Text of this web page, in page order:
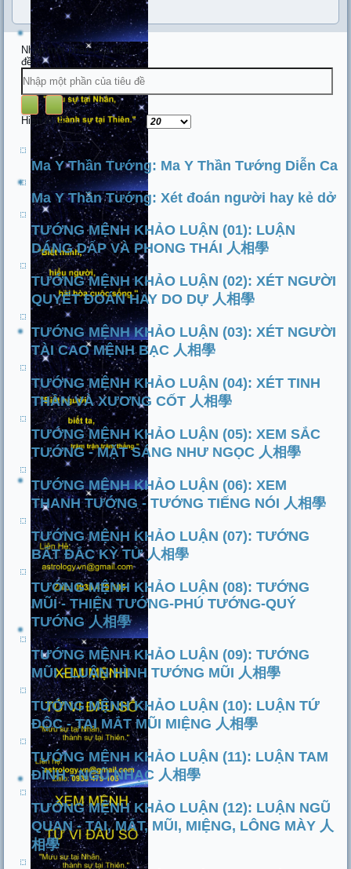
Nhập một phần của tiêu
đề
Hiển thị #
Ma Y Thần Tướng: Ma Y Thần Tướng Diễn Ca
Ma Y Thần Tướng: Xét đoán người hay kẻ dở
TƯỚNG MỆNH KHẢO LUẬN (01): LUẬN
DÁNG DẤP VÀ PHONG THÁI 人相學
TƯỚNG MỆNH KHẢO LUẬN (02): XÉT NGƯỜI
QUYẾT ĐOÁN HAY DO DỰ 人相學
TƯỚNG MỆNH KHẢO LUẬN (03): XÉT NGƯỜI
TÀI CAO MỆNH BẠC 人相學
TƯỚNG MỆNH KHẢO LUẬN (04): XÉT TINH
THẦN VÀ XƯƠNG CỐT 人相學
TƯỚNG MỆNH KHẢO LUẬN (05): XEM SẮC
TƯỚNG - MẶT SÁNG NHƯ NGỌC 人相學
TƯỚNG MỆNH KHẢO LUẬN (06): XEM
THANH TƯỚNG - TƯỚNG TIẾNG NÓI 人相學
TƯỚNG MỆNH KHẢO LUẬN (07): TƯỚNG
BẤT ĐẮC KỲ TỬ 人相學
TƯỚNG MỆNH KHẢO LUẬN (08): TƯỚNG
MŨI - THIỆN TƯỚNG-PHÚ TƯỚNG-QUÝ
TƯỚNG 人相學
TƯỚNG MỆNH KHẢO LUẬN (09): TƯỚNG
MŨI - LUẬN HÌNH TƯỚNG MŨI 人相學
TƯỚNG MỆNH KHẢO LUẬN (10): LUẬN TỨ
ĐỘC - TAI MẮT MŨI MIỆNG 人相學
TƯỚNG MỆNH KHẢO LUẬN (11): LUẬN TAM
ĐÌNH - NGŨ NHẠC 人相學
TƯỚNG MỆNH KHẢO LUẬN (12): LUẬN NGŨ
QUAN - TAI, MẮT, MŨI, MIỆNG, LÔNG MÀY 人
相學